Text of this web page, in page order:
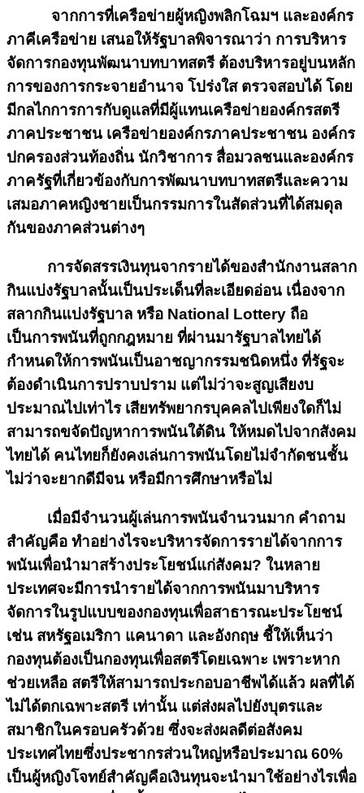
จากการที่เครือข่ายผู้หญิงพลิกโฉมฯ และองค์กร
ภาคีเครือข่าย เสนอให้รัฐบาลพิจารณาว่า การบริหาร
จัดการกองทุนพัฒนาบทบาทสตรี ต้องบริหารอยู่บนหลัก
การของการกระจายอำนาจ โปร่งใส ตรวจสอบได้ โดย
มีกลไกการการกับดูแลที่มีผู้แทนเครือข่ายองค์กรสตรี
ภาคประชาชน เครือข่ายองค์กรภาคประชาชน องค์กร
ปกครองส่วนท้องถิ่น นักวิชาการ สื่อมวลชนและองค์กร
ภาครัฐที่เกี่ยวข้องกับการพัฒนาบทบาทสตรีและความ
เสมอภาคหญิงชายเป็นกรรมการในสัดส่วนที่ได้สมดุล
กันของภาคส่วนต่างๆ
การจัดสรรเงินทุนจากรายได้ของสำนักงานสลาก
กินแบ่งรัฐบาลนั้นเป็นประเด็นที่ละเอียดอ่อน เนื่องจาก
สลากกินแบ่งรัฐบาล หรือ National Lottery ถือ
เป็นการพนันที่ถูกกฎหมาย ที่ผ่านมารัฐบาลไทยได้
กำหนดให้การพนันเป็นอาชญากรรมชนิดหนึ่ง ที่รัฐจะ
ต้องดำเนินการปราบปราม แต่ไม่ว่าจะสูญเสียงบ
ประมาณไปเท่าไร เสียทรัพยากรบุคคลไปเพียงใดก็ไม่
สามารถขจัดปัญหาการพนันใต้ดิน ให้หมดไปจากสังคม
ไทยได้ คนไทยก็ยังคงเล่นการพนันโดยไม่จำกัดชนชั้น
ไม่ว่าจะยากดีมีจน หรือมีการศึกษาหรือไม่
เมื่อมีจำนวนผู้เล่นการพนันจำนวนมาก คำถาม
สำคัญคือ ทำอย่างไรจะบริหารจัดการรายได้จากการ
พนันเพื่อนำมาสร้างประโยชน์แก่สังคม? ในหลาย
ประเทศจะมีการนำรายได้จากการพนันมาบริหาร
จัดการในรูปแบบของกองทุนเพื่อสาธารณะประโยชน์
เช่น สหรัฐอเมริกา แคนาดา และอังกฤษ ชี้ให้เห็นว่า
กองทุนต้องเป็นกองทุนเพื่อสตรีโดยเฉพาะ เพราะหาก
ช่วยเหลือ สตรีให้สามารถประกอบอาชีพได้แล้ว ผลที่ได้
ไม่ได้ตกเฉพาะสตรี เท่านั้น แต่ส่งผลไปยังบุตรและ
สมาชิกในครอบครัวด้วย ซึ่งจะส่งผลดีต่อสังคม
ประเทศไทยซึ่งประชากรส่วนใหญ่หรือประมาณ 60%
เป็นผู้หญิงโจทย์สำคัญคือเงินทุนจะนำมาใช้อย่างไรเพื่อ